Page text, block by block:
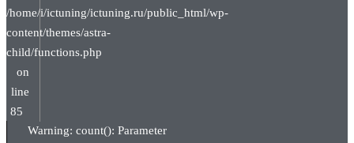
/home/i/ictuning/ictuning.ru/public_html/wp-
content/themes/astra-
child/functions.php
on
line
85
Warning: count(): Parameter